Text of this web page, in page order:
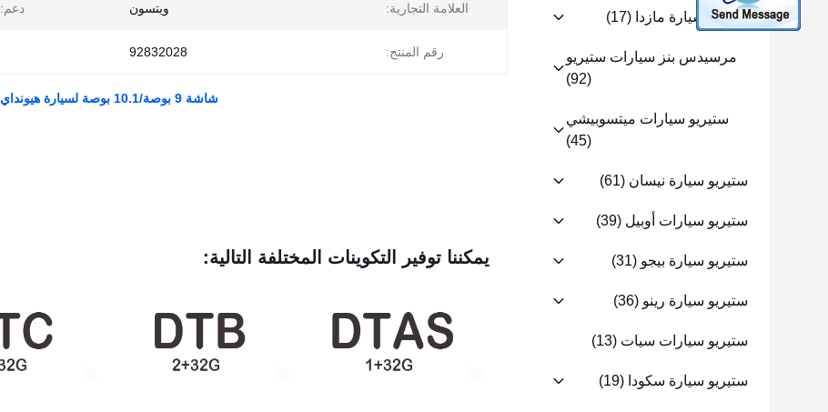
ستيريو سيارة مازدا (17)
مرسيدس بنز سيارات ستيريو
(92)
ستيريو سيارات ميتسوبيشي
(45)
ستيريو سيارة نيسان (61)
ستيريو سيارات أوبيل (39)
ستيريو سيارة بيجو (31)
ستيريو سيارة رينو (36)
ستيريو سيارات سيات (13)
ستيريو سيارة سكودا (19)
العلامة التجارية: ويتسون دعم:
رقم المنتج: 92832028
شاشة 9 بوصة/10.1 بوصة لسيارة هيونداي كريتا IX25 2015-2019 ستيريو الوسائط المتعددة للسيارة
يمكننا توفير التكوينات المختلفة التالية: